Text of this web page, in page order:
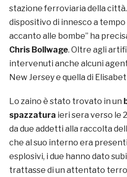
stazione ferroviaria della
dispositivo di innesco a
accanto alle bombe” ha
Chris Bollwage. Oltre agli
intervenuti anche alcuni
New Jersey e quella di
Lo zaino è stato trovato in un
spazzatura ieri sera verso le
da due addetti alla raccolta
che al suo interno era
esplosivi, i due hanno dato
trattasse di un attentato